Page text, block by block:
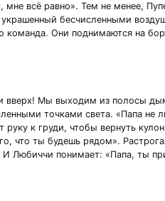
мне всё равно». Тем не менее,
бесчисленными
команда. Они поднимаются на
вверх! Мы выходим из полосы
точками света. «Папа не
руку к груди, чтобы вернуть
что ты будешь рядом».
Любиччи понимает: «Папа, ты